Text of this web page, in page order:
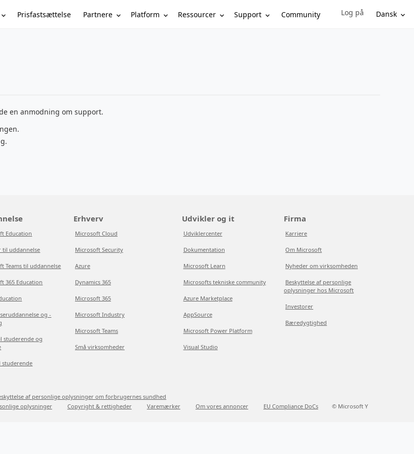
Prisfastsættelse Partnere Platform Ressourcer Support Community Sign in to your account
Log på Dansk
en anmodning om support.
Education
til uddannelse
Teams til uddannelse
365 Education
og -
studerende og
studerende
Erhverv
Microsoft Cloud
Microsoft Security
Azure
Dynamics 365
Microsoft 365
Microsoft Industry
Microsoft Teams
Små virksomheder
Udvikler og it
Udviklercenter
Dokumentation
Microsoft Learn
Microsofts tekniske community
Azure Marketplace
AppSource
Microsoft Power Platform
Visual Studio
Firma
Karriere
Om Microsoft
Nyheder om virksomheden
Beskyttelse af personlige
oplysninger hos Microsoft
Investorer
Bæredygtighed
af personlige oplysninger om forbrugernes sundhed
oplysninger Copyright & rettigheder Varemærker Om vores annoncer EU Compliance DoCs © Microsoft Y